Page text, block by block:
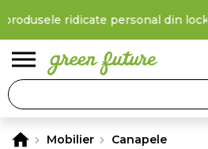
ridicate personal din locker
Mobilier Canapele